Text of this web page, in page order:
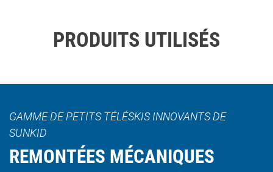
PRODUITS UTILISÉS
GAMME DE PETITS TÉLÉSKIS INNOVANTS DE
SUNKID
REMONTÉES MÉCANIQUES